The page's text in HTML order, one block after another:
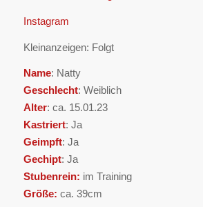
Instagram
Kleinanzeigen: Folgt
Name: Natty
Geschlecht: Weiblich
Alter: ca. 15.01.23
Kastriert: Ja
Geimpft: Ja
Gechipt: Ja
Stubenrein: im Training
Größe: ca. 39cm